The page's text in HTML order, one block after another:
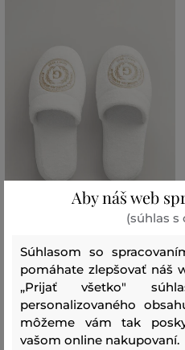
DOMÁCA OBUV GANT CREST
SLIPPERS
90 €
31,40 €
Dostupné veľkosti:
, L/XL
Aby náš web
(súhlas s
Súhlasom so
pomáhate zlepšovať náš
„Prijať všetko"
personalizovaného
môžeme vám tak
vašom online nakupovaní.